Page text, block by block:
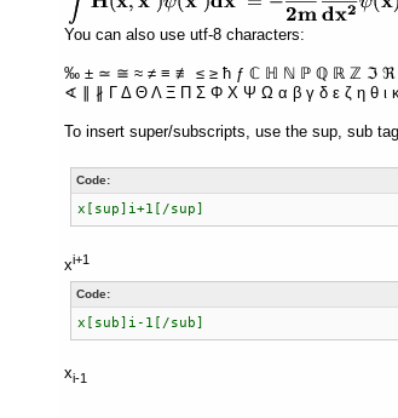
You can also use utf-8 characters:
‰ ± ≃ ≅ ≈ ≠ ≡ ≢ ≤ ≥ ħ ƒ ℂ ℍ ℕ ℙ ℚ ℝ ℤ ℑ
∢ ∥ ∦ Γ Δ Θ Λ Ξ Π Σ Φ Χ Ψ Ω α β γ δ ε ζ η θ ι
To insert super/subscripts, use the sup, sub
Code:
x[sup]i+1[/sup]
xi+1
Code:
x[sub]i-1[/sub]
xi-1